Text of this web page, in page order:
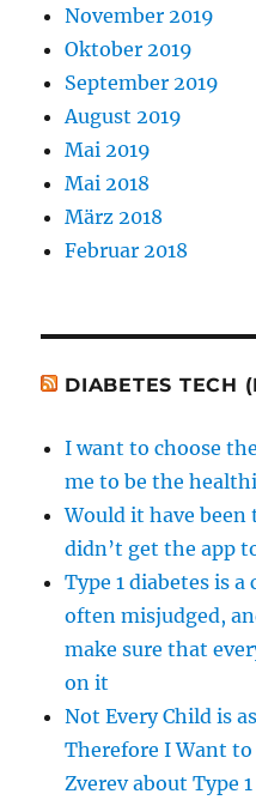
November 2019
Oktober 2019
September 2019
August 2019
Mai 2019
Mai 2018
März 2018
Februar 2018
DIABETES TECH
I want to choose
me to be the
Would it have
didn’t get the app
Type 1 diabetes is
often misjudged,
make sure that
on it
Not Every Child is
Therefore I Want
Zverev about Type